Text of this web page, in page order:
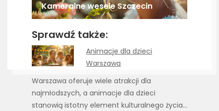
Kameralne wesele Szczecin
Sprawdź także:
Animacje dla dzieci
Warszawa
Warszawa oferuje wiele atrakcji dla
najmłodszych, a animacje dla dzieci
stanowią istotny element kulturalnego życia…